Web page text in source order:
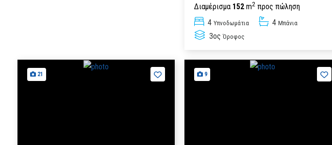
Διαμέρισμα 152m2προς πώληση
4 Υπνοδωμάτια 4 Μπάνια
3ος Όροφος
21 9